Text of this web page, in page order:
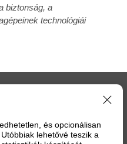
biztonság, a
technológiái
SZABÁLYZAT
SÜTI
és opcionálisan
lehetővé teszik a